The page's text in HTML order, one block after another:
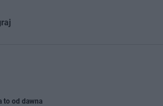
to od dawna